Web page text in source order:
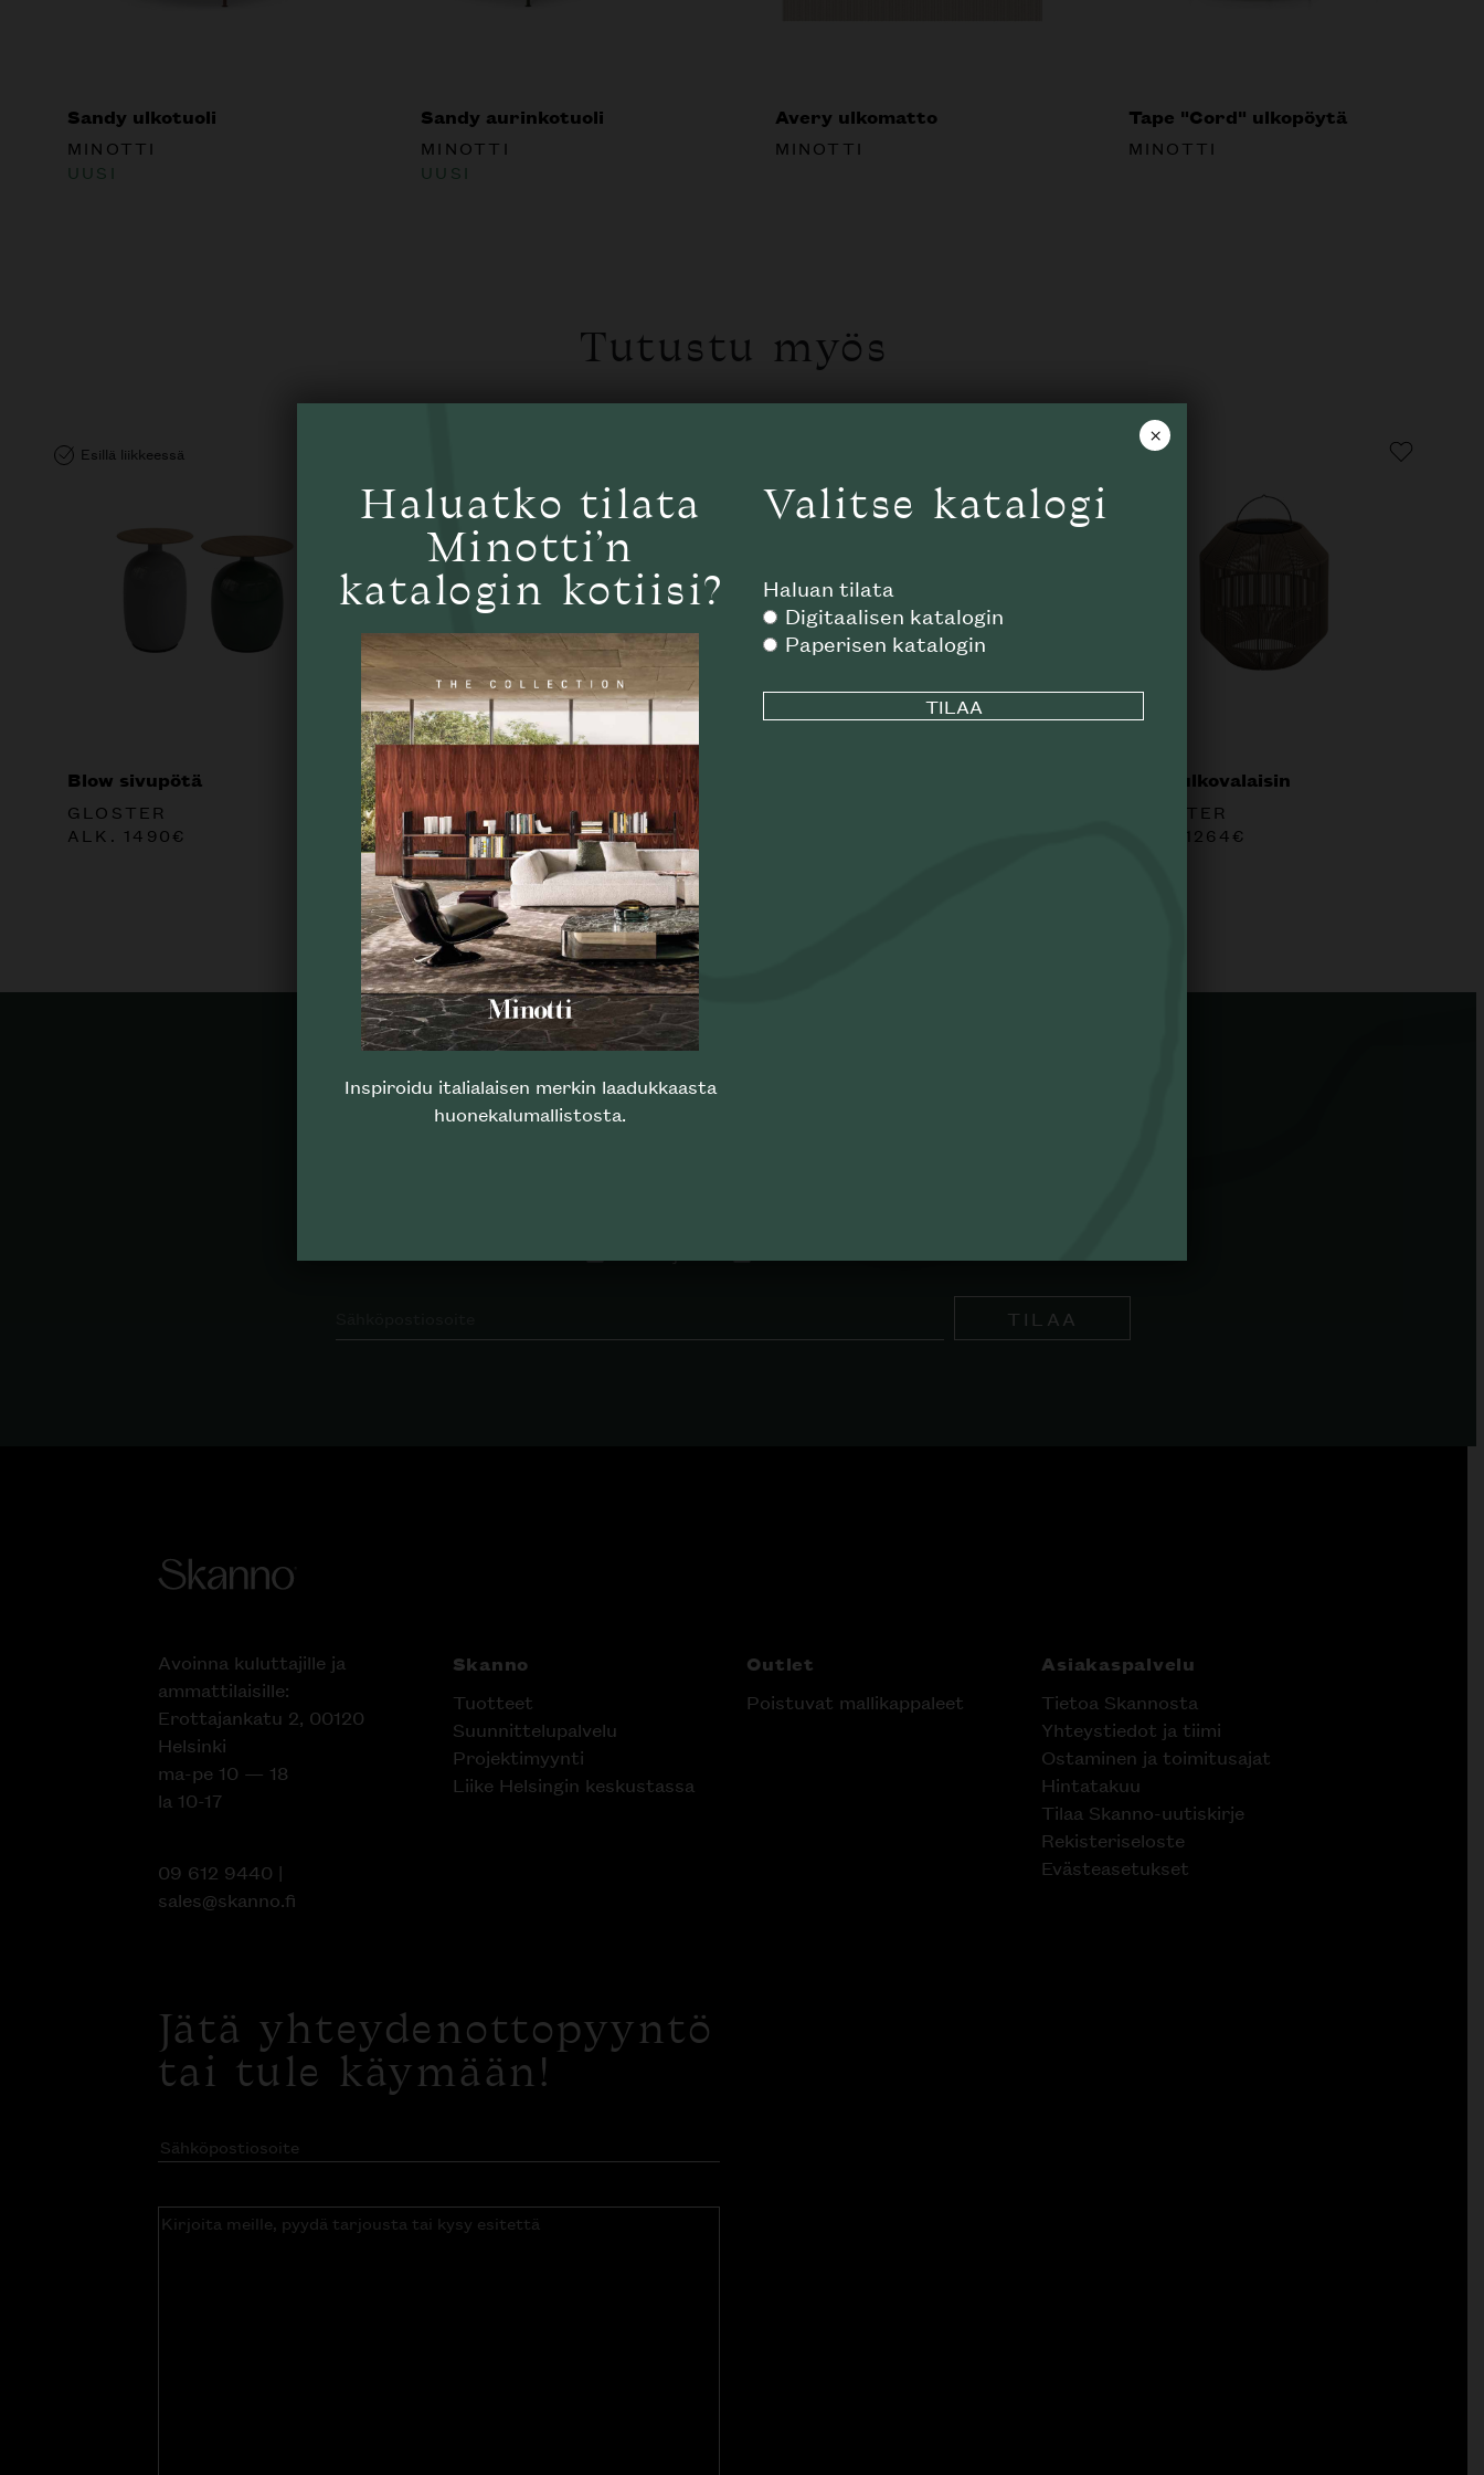
Sandy ulkotuoli
MINOTTI
UUSI
Sandy aurinkotuoli
MINOTTI
UUSI
Avery ulkomatto
MINOTTI
Tape "Cord" ulkopöytä
MINOTTI
Tutustu myös
Esillä liikkeessä
Blow sivupötä
GLOSTER
ALK. 1490€
Quadrado ulkotuoli
MINOTTI
Nest ulkovalaisin
GLOSTER
1264€
TILAA SKANNO-UUTISKIRJE
TILAA
Avoinna kuluttajille ja
ammattilaisille:
Erottajankatu 2, 00120
Helsinki
ma-pe 10 — 18
la 10-17
09 612 9440 |
sales@skanno.fi
Skanno
Tuotteet
Suunnittelupalvelu
Projektimyynti
Liike Helsingin keskustassa
Outlet
Poistuvat mallikappaleet
Asiakaspalvelu
Tietoa Skannosta
Yhteystiedot ja tiimi
Ostaminen ja toimitusajat
Hintatakuu
Tilaa Skanno-uutiskirje
Rekisteriseloste
Evästeasetukset
Jätä yhteydenottopyyntö
tai tule käymään!
Sähköpostiosoite(Pakollinen)
Kirjoita
Haluatko tilata
Minotti’n
katalogin kotiisi?
Inspiroidu italialaisen merkin laadukkaasta
huonekalumallistosta.
Valitse katalogi
Haluan tilata
Digitaalisen katalogin
Paperisen katalogin
×
Käytämme verkkosivustollamme evästeitä
käyttökokemuksesi optimoimiseksi. Napsauttamalla "Hyväksy"
suostut kaikkien verkkosivustomme evästeiden käyttöön.
Valitsemalla "Hylkää" sallit ainoastaan välttämättömien
evästeiden käytön, jolloin kaikkia sivuston toiminnallisuuksia ei
pystytä suorittamaan. Jos haluat poistaa joitakin evästeitä
käytöstä, käy evästeasetuksissa.
EVÄSTEASETUKSET